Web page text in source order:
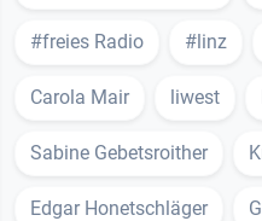
#freies Radio #linz
Carola Mair liwest
Sabine Gebetsroither
Edgar Honetschläger